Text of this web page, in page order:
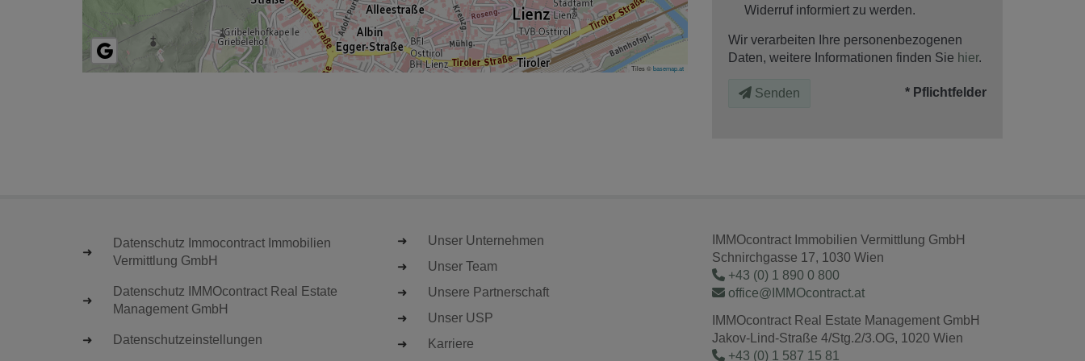
Tiles ©basemap.at
Widerruf informiert zu werden.
Wir verarbeiten Ihre personenbezogenen
Daten, weitere Informationen finden Sie hier.
Senden * Pflichtfelder
Datenschutz Immocontract Immobilien
Vermittlung GmbH
Datenschutz IMMOcontract Real Estate
Management GmbH
Datenschutzeinstellungen
Unser Unternehmen
Unser Team
Unsere Partnerschaft
Unser USP
Karriere
IMMOcontract Immobilien Vermittlung GmbH
Schnirchgasse 17, 1030 Wien
+43 (0) 1 890 0 800
office@IMMOcontract.at
IMMOcontract Real Estate Management GmbH
Jakov-Lind-Straße 4/Stg.2/3.OG, 1020 Wien
+43 (0) 1 587 15 81